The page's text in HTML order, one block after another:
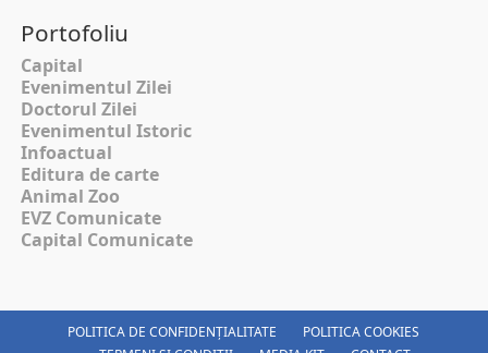
Portofoliu
Capital
Evenimentul Zilei
Doctorul Zilei
Evenimentul Istoric
Infoactual
Editura de carte
Animal Zoo
EVZ Comunicate
Capital Comunicate
POLITICA DE CONFIDENȚIALITATE
POLITICA COOKIES